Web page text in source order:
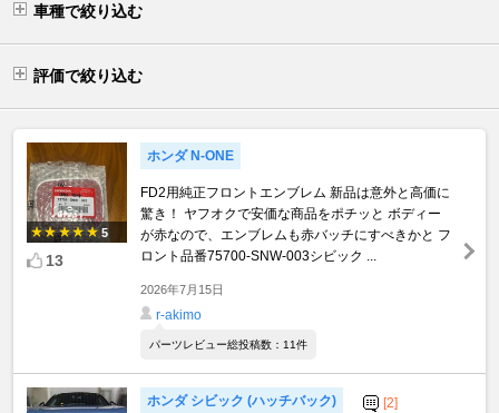
車種で絞り込む
評価で絞り込む
5
13
ホンダ N-ONE
FD2用純正フロントエンブレム 新品は意外と高価に
驚き！ ヤフオクで安価な商品をポチッと ボディー
が赤なので、エンブレムも赤バッチにすべきかと フ
ロント品番75700-SNW-003シビック ...
2026年7月15日
r-akimo
パーツレビュー総投稿数：11件
ホンダ シビック (ハッチバック) [2]